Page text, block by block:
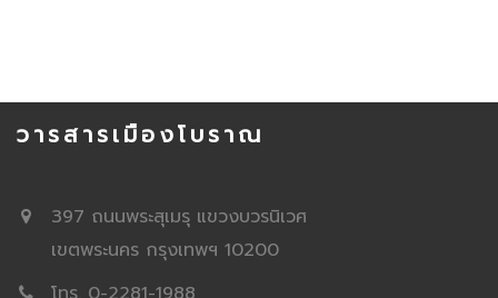
วารสารเมืองโบราณ
397 ถนนพระสุเมรุ แขวงบวรนิเวศ
เขตพระนคร กรุงเทพฯ 10200